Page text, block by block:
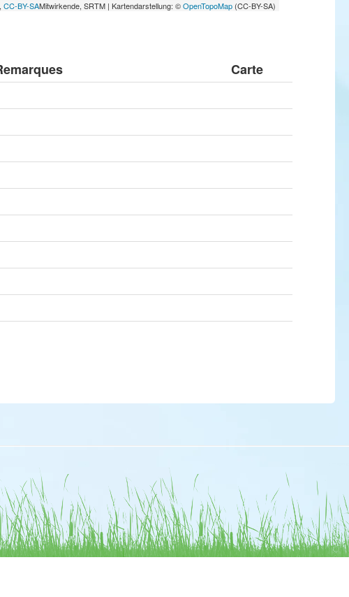
CC-BY-SAMitwirkende, SRTM | Kartendarstellung: ©OpenTopoMap(CC-BY-SA)
Carte